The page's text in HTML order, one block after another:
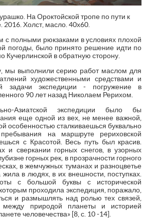
На Ороктойской тропе по пути к
2016. Холст, масло. 40х60.
с полными рюкзаками в условиях плохой
погоды, было принято решение идти по
Кучерлинской в обратную сторону.
мы выполнили серию работ маслом для
художественными средствами и
задачи экспедиции - погружение в
90 лет назад Николаем Рерихом.
Азиатской экспедиции было бы
еще одной из вех, не менее важной,
особенностью сталкиваешься буквально
на маршруте рериховской
с Красотой. Весь путь был красив.
и сверкании горных снегов, в узорных
горных рек, в прозрачности горного
в жемчужных туманах и разноцветье
в людях, в их внешности, поступках.
с большой буквы с исторической
проходила экспедиция, поражало,
и размышлять над ролью тех связей,
между природой планеты и историей
человечества» [8, с. 10 -14].